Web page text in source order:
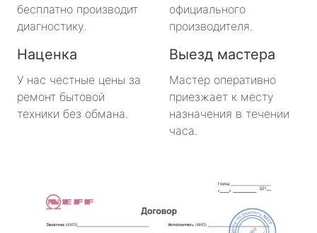
бесплатно производит
диагностику.
официального
производителя.
Наценка
У нас честные цены за
ремонт бытовой
техники без обмана.
Выезд мастера
Мастер оперативно
приезжает к месту
назначения в течении
часа.